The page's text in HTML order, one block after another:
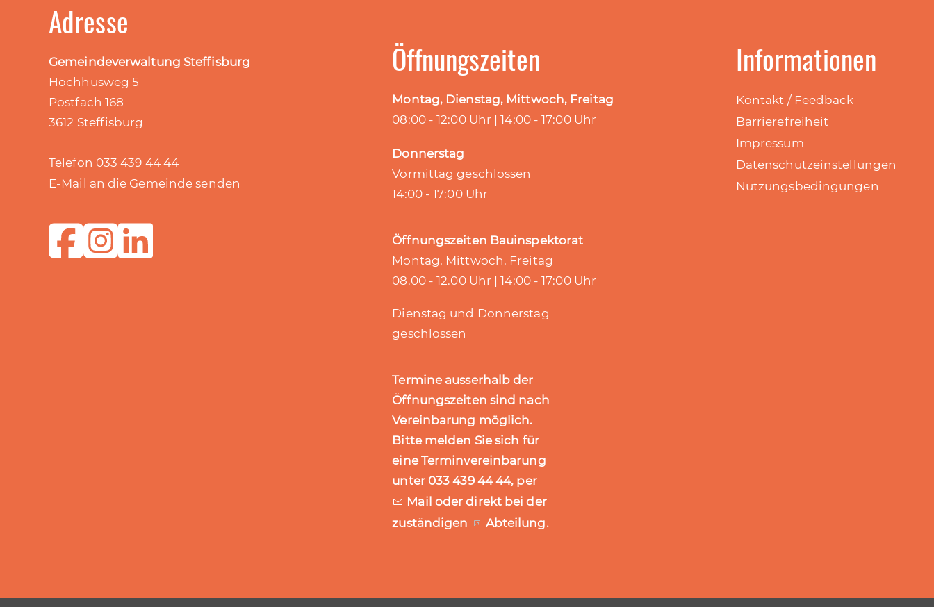
Adresse
Gemeindeverwaltung Steffisburg
Höchhusweg 5
Postfach 168
3612 Steffisburg
Telefon 033 439 44 44
E-Mail an die Gemeinde senden
Öffnungszeiten
Montag, Dienstag, Mittwoch, Freitag
08:00 - 12:00 Uhr | 14:00 - 17:00 Uhr
Donnerstag
Vormittag geschlossen
14:00 - 17:00 Uhr
Öffnungszeiten Bauinspektorat
Montag, Mittwoch, Freitag
08.00 - 12.00 Uhr | 14:00 - 17:00 Uhr
Dienstag und Donnerstag
geschlossen
Termine ausserhalb der
Öffnungszeiten sind nach
Vereinbarung möglich.
Bitte melden Sie sich für
eine Terminvereinbarung
unter 033 439 44 44, per
Mail oder direkt bei der
zuständigen
Abteilung.
Informationen
Kontakt / Feedback
Barrierefreiheit
Impressum
Datenschutzeinstellungen
Nutzungsbedingungen